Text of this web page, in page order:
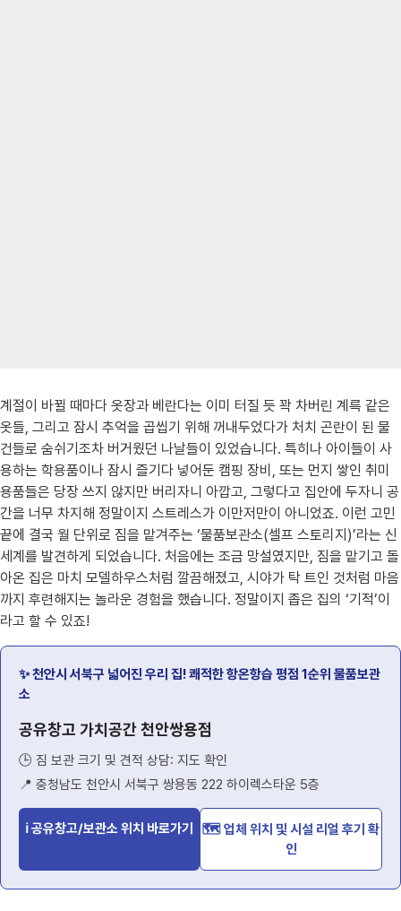
계절이 바뀔 때마다 옷장과 베란다는 이미 터질 듯 꽉 차버린 계륵 같은
옷들, 그리고 잠시 추억을 곱씹기 위해 꺼내두었다가 처치 곤란이 된 물
건들로 숨쉬기조차 버거웠던 나날들이 있었습니다. 특히나 아이들이 사
용하는 학용품이나 잠시 즐기다 넣어둔 캠핑 장비, 또는 먼지 쌓인 취미
용품들은 당장 쓰지 않지만 버리자니 아깝고, 그렇다고 집안에 두자니 공
간을 너무 차지해 정말이지 스트레스가 이만저만이 아니었죠. 이런 고민
끝에 결국 월 단위로 짐을 맡겨주는 ‘물품보관소(셀프 스토리지)’라는 신
세계를 발견하게 되었습니다. 처음에는 조금 망설였지만, 짐을 맡기고 돌
아온 집은 마치 모델하우스처럼 깔끔해졌고, 시야가 탁 트인 것처럼 마음
까지 후련해지는 놀라운 경험을 했습니다. 정말이지 좁은 집의 ‘기적’이
라고 할 수 있죠!
✨ 천안시 서북구 넓어진 우리 집! 쾌적한 항온항습 평점 1순위 물품보관
소
공유창고 가치공간 천안쌍용점
🕒 짐 보관 크기 및 견적 상담: 지도 확인
📍 충청남도 천안시 서북구 쌍용동 222 하이렉스타운 5층
ℹ 공유창고/보관소 위치 바로가기
🗺️ 업체 위치 및 시설 리얼 후기 확
인